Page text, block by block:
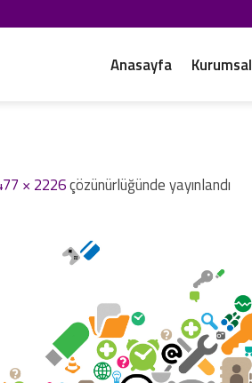
Anasayfa Kurumsal
× 2226çözünürlüğünde yayınlandı